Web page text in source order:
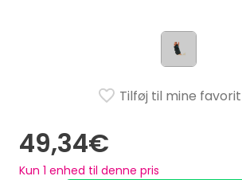
49,34€
Kun 1 enhed til denne pris
Tilføj til mine